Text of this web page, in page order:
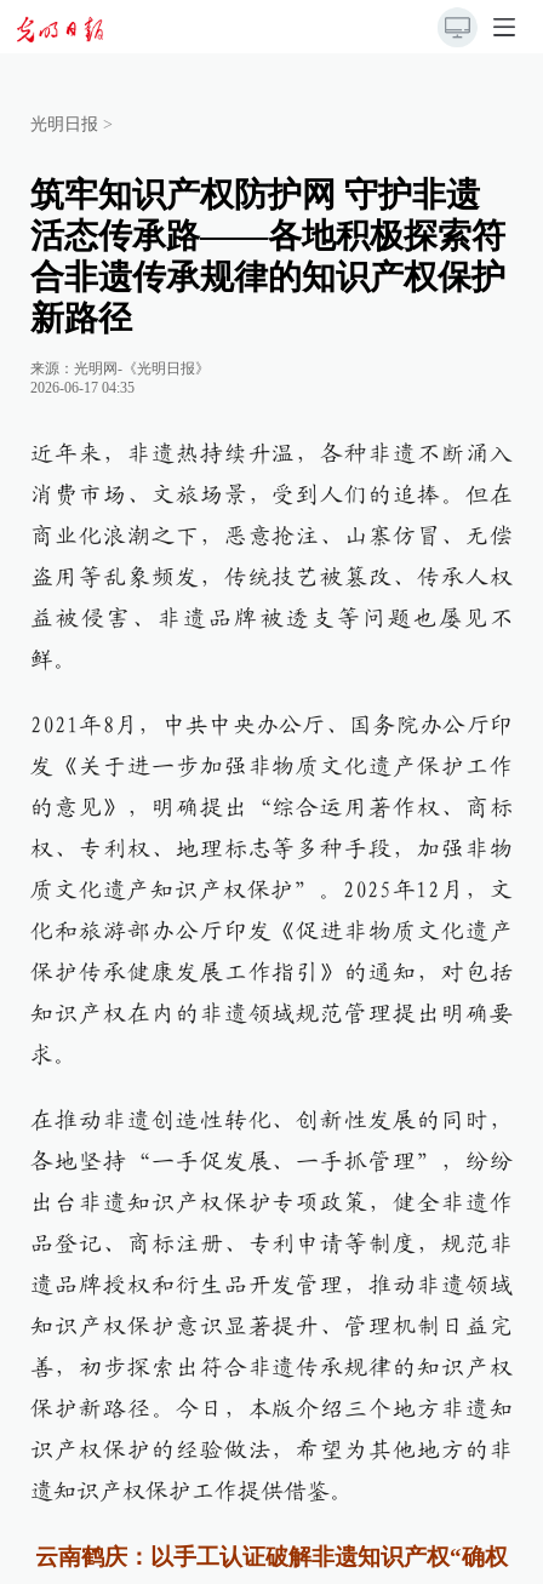
光明日报 >
筑牢知识产权防护网 守护非遗
活态传承路——各地积极探索符
合非遗传承规律的知识产权保护
新路径
来源： 光明网-《光明日报》
2026-06-17 04:35
近年来，非遗热持续升温，各种非遗不断涌入
消费市场、文旅场景，受到人们的追捧。但在
商业化浪潮之下，恶意抢注、山寨仿冒、无偿
盗用等乱象频发，传统技艺被篡改、传承人权
益被侵害、非遗品牌被透支等问题也屡见不
鲜。
2021年8月，中共中央办公厅、国务院办公厅印
发《关于进一步加强非物质文化遗产保护工作
的意见》，明确提出“综合运用著作权、商标
权、专利权、地理标志等多种手段，加强非物
质文化遗产知识产权保护”。2025年12月，文
化和旅游部办公厅印发《促进非物质文化遗产
保护传承健康发展工作指引》的通知，对包括
知识产权在内的非遗领域规范管理提出明确要
求。
在推动非遗创造性转化、创新性发展的同时，
各地坚持“一手促发展、一手抓管理”，纷纷
出台非遗知识产权保护专项政策，健全非遗作
品登记、商标注册、专利申请等制度，规范非
遗品牌授权和衍生品开发管理，推动非遗领域
知识产权保护意识显著提升、管理机制日益完
善，初步探索出符合非遗传承规律的知识产权
保护新路径。今日，本版介绍三个地方非遗知
识产权保护的经验做法，希望为其他地方的非
遗知识产权保护工作提供借鉴。
云南鹤庆：以手工认证破解非遗知识产权“确权